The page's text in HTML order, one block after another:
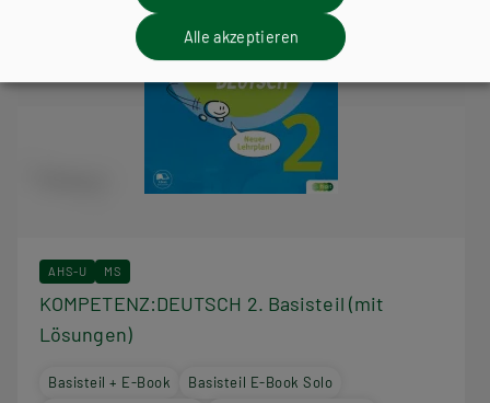
AHS-U MS
KOMPETENZ:DEUTSCH 2. Basisteil (mit
Lösungen)
Basisteil + E-Book
Basisteil E-Book Solo
Alle akzeptieren